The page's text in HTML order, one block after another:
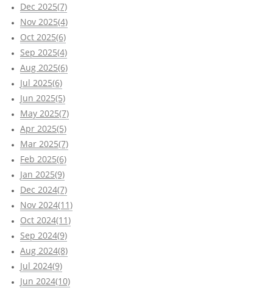
Dec 2025(7)
Nov 2025(4)
Oct 2025(6)
Sep 2025(4)
Aug 2025(6)
Jul 2025(6)
Jun 2025(5)
May 2025(7)
Apr 2025(5)
Mar 2025(7)
Feb 2025(6)
Jan 2025(9)
Dec 2024(7)
Nov 2024(11)
Oct 2024(11)
Sep 2024(9)
Aug 2024(8)
Jul 2024(9)
Jun 2024(10)